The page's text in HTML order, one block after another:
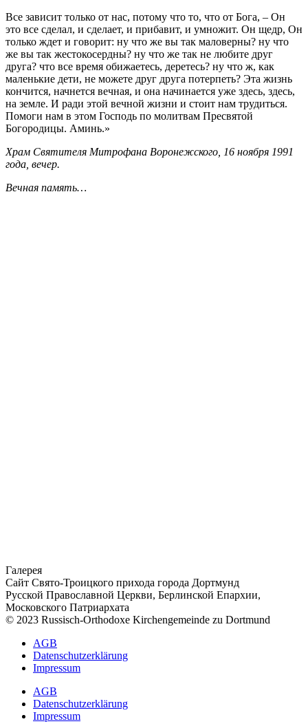
Все зависит только от нас, потому что то, что от Бога, – Он
это все сделал, и сделает, и прибавит, и умножит. Он щедр, Он
только ждет и говорит: ну что же вы так маловерны? ну что
же вы так жестокосердны? ну что же так не любите друг
друга? что все время обижаетесь, деретесь? ну что ж, как
маленькие дети, не можете друг друга потерпеть? Эта жизнь
кончится, начнется вечная, и она начинается уже здесь, здесь,
на земле. И ради этой вечной жизни и стоит нам трудиться.
Помоги нам в этом Господь по молитвам Пресвятой
Богородицы. Аминь.»
Храм Святителя Митрофана Воронежского, 16 ноября 1991
года, вечер.
Вечная память…
Галерея
Сайт Свято-Троицкого прихода города Дортмунд
Русской Православной Церкви, Берлинской Епархии,
Московского Патриархата
© 2023 Russisch-Orthodoxe Kirchengemeinde zu Dortmund
АGB
Datenschutzerklärung
Impressum
АGB
Datenschutzerklärung
Impressum